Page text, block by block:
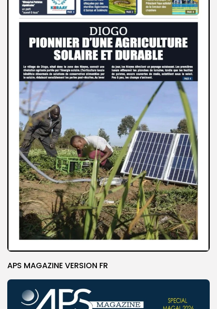
APS MAGAZINE VERSION FR